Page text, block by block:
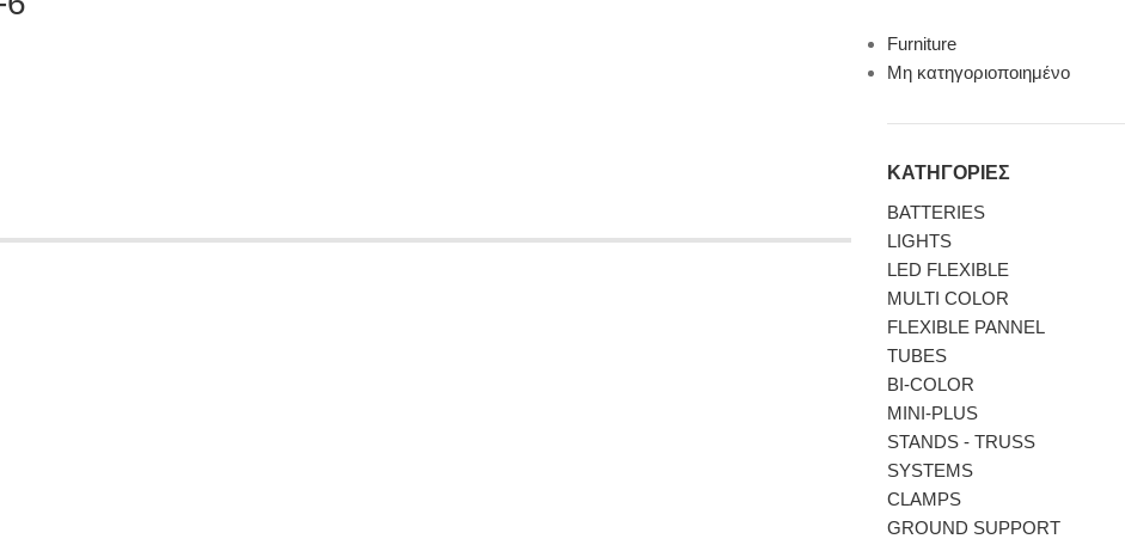
Furniture
Μη κατηγοριοποιημένο
ΚΑΤΗΓΟΡΙΕΣ
BATTERIES
LIGHTS
LED FLEXIBLE
MULTI COLOR
FLEXIBLE PANNEL
TUBES
BI-COLΟR
MINI-PLUS
STANDS - TRUSS
SYSTEMS
CLAMPS
GROUND SUPPORT